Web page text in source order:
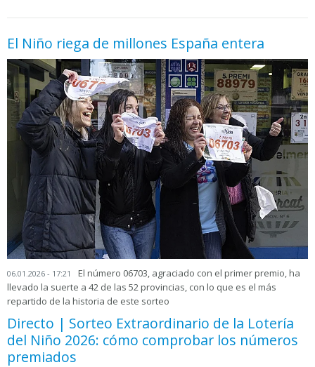
El Niño riega de millones España entera
06.01.2026 - 17:21
El número 06703, agraciado con el primer premio, ha
llevado la suerte a 42 de las 52 provincias, con lo que es el más
repartido de la historia de este sorteo
Directo | Sorteo Extraordinario de la Lotería
del Niño 2026: cómo comprobar los números
premiados